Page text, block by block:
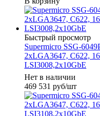
Быстрый просмотр
Supermicro SSG-
2xLGA3647, C622,
LSI3008,2x10GbE
Нет в наличии
469 531 руб/шт